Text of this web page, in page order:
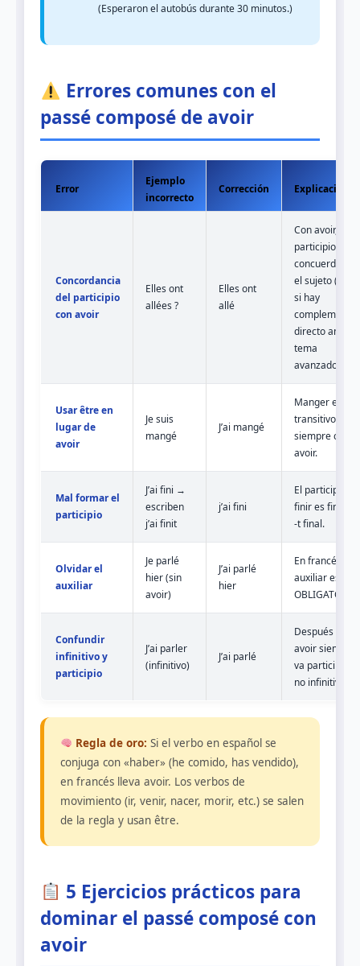
(Esperaron el autobús durante 30 minutos.)
Errores comunes con el
passé composé de avoir
Error
Ejemplo
incorrecto
Corrección Explicación
Concordancia
del participio
con avoir
Elles ont
allées ?
Elles ont
allé
Con avoir, el
participio NO
concuerda con
el sujeto (solo
si hay
complemento
directo antes,
tema
avanzado).
Usar être en
lugar de
avoir
Je suis
mangé
J’ai mangé
Manger es
transitivo,
siempre con
avoir.
Mal formar el
participio
J’ai fini →
escriben
j’ai finit
j’ai fini
El participio de
finir es fini, sin
-t final.
Olvidar el
auxiliar
Je parlé
hier (sin
avoir)
J’ai parlé
hier
En francés el
auxiliar es
OBLIGATORIO.
Confundir
infinitivo y
participio
J’ai parler
(infinitivo)
J’ai parlé
Después de
avoir siempre
va participio,
no infinitivo.
Regla de oro: Si el verbo en español se
conjuga con «haber» (he comido, has vendido),
en francés lleva avoir. Los verbos de
movimiento (ir, venir, nacer, morir, etc.) se salen
de la regla y usan être.
5 Ejercicios prácticos para
dominar el passé composé con
avoir